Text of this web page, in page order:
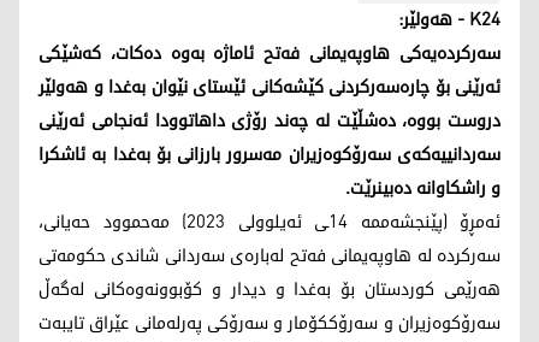
K24 - هەولێر:
سه‌ركرده‌یه‌كی هاوپه‌یمانی فه‌تح ئاماژه‌ به‌وه‌ ده‌كات، كه‌شێكی
ئه‌رێنی بۆ چاره‌سه‌ركردنی كێشه‌كانی ئێستای نێوان به‌غدا و هه‌ولێر
دروست بووه‌، ده‌شڵێت له‌ چه‌ند رۆژی داهاتوودا ئه‌نجامی ئه‌رێنی
سه‌ردانییه‌كه‌ی سه‌رۆكوه‌زیران مه‌سرور بارزانی بۆ به‌غدا به‌ ئاشكرا
و راشكاوانه‌ ده‌بینرێت.
ئه‌مڕۆ (پێنجشه‌ممه‌ 14ـی ئه‌یلوولی 2023) مه‌حموود حه‌یانی،
سه‌ركرده‌ له‌ هاوپه‌یمانی فه‌تح له‌باره‌ی سه‌ردانی شاندی حكومه‌تی
هه‌رێمی كوردستان بۆ به‌غدا و دیدار و كۆبوونه‌وه‌كانی له‌گه‌ڵ
سه‌رۆكوه‌زیران و سه‌رۆككۆمار و سه‌رۆكی په‌رله‌مانی عێراق تایبه‌ت